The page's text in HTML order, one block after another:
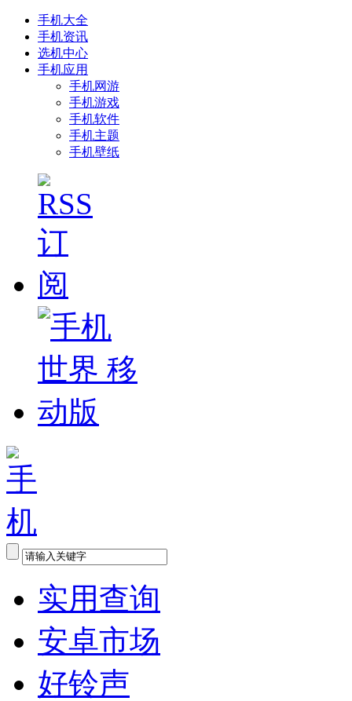
手机大全
手机资讯
选机中心
手机应用
手机网游
手机游戏
手机软件
手机主题
手机壁纸
实用查询
安卓市场
好铃声